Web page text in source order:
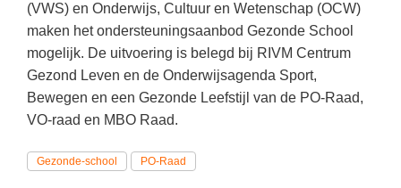
Onderwijsprijs
Ruimte
Schoolreisideeën
Schoolspullen
Seizoenen
Onderwijslonen
Vrijeschoolonderwijs
Montessori onderwijs
Jenaplanonderwijs
(VWS) en Onderwijs, Cultuur en Wetenschap (OCW)
maken het ondersteuningsaanbod Gezonde School
mogelijk. De uitvoering is belegd bij RIVM Centrum
Gezond Leven en de Onderwijsagenda Sport,
Bewegen en een Gezonde Leefstijl van de PO-Raad,
VO-raad en MBO Raad.
Gezonde-school PO-Raad